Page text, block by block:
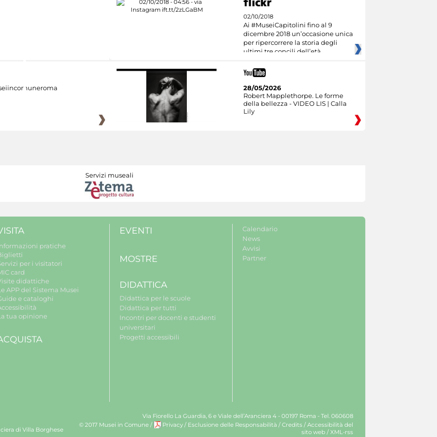
02/10/2018
Ai #MuseiCapitolini fino al 9
dicembre 2018 un’occasione unica
per ripercorrere la storia degli
ultimi tre concili dell’età
28/05/2026
Robert Mapplethorpe. Le forme
della bellezza - VIDEO LIS | Calla
Lily
Servizi museali
pratiche
per i visitatori
card
didattiche
APP del Sistema Musei
e cataloghi
tua opinione
EVENTI
MOSTRE
DIDATTICA
Didattica per le scuole
Didattica per tutti
Incontri per docenti e studenti
universitari
Progetti accessibili
Calendario
News
Avvisi
Partner
di Villa Borghese
Via Fiorello La Guardia, 6 e Viale dell’Aranciera 4 - 00197 Roma - Tel. 060608
© 2017 Musei in Comune / Privacy / Esclusione delle Responsabilità / Credits / Accessibilità del
sito web / XML-rss